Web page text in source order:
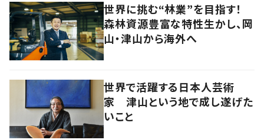
世界に挑む“林業”を目指す！
森林資源豊富な特性生かし、岡
山・津山から海外へ
世界で活躍する日本人芸術
家 津山という地で成し遂げた
いこと